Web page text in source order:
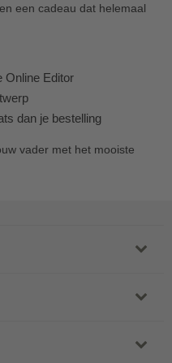
een cadeau dat helemaal
Online Editor
dan je bestelling
vader met het mooiste